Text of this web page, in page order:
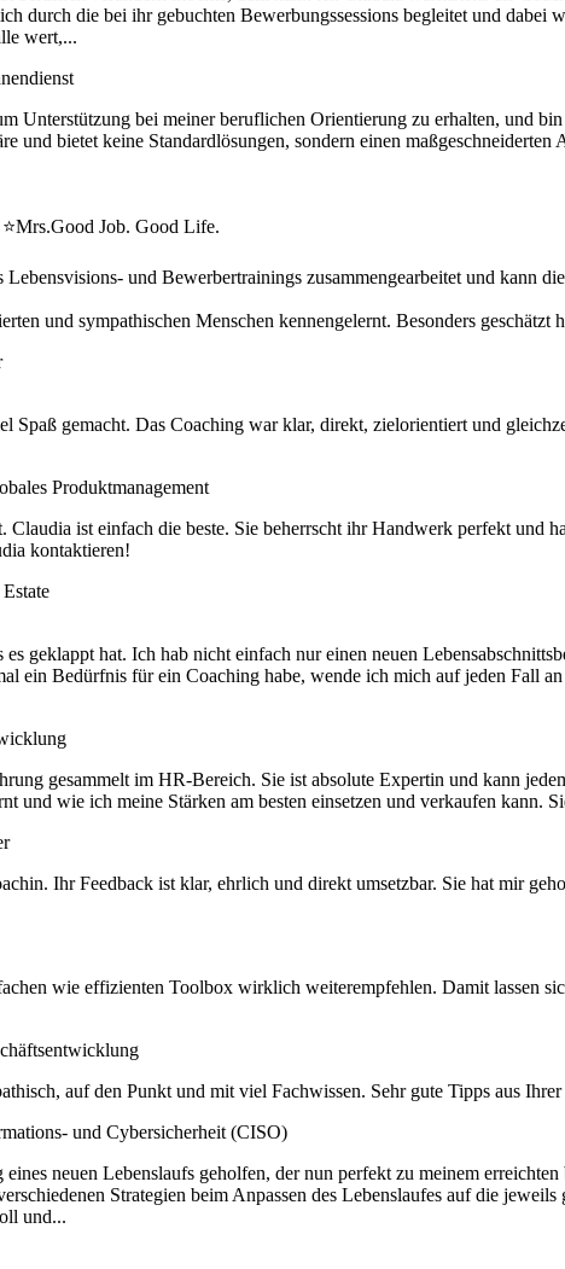
durch die bei ihr gebuchten Bewerbungssessions begleitet und dabei
wert,...
Unterstützung bei meiner beruflichen Orientierung zu erhalten, und
und bietet keine Standardlösungen, sondern einen
Job. Good Life.
und Bewerbertrainings zusammengearbeitet und kann
und sympathischen Menschen kennengelernt. Besonders geschätzt
Spaß gemacht. Das Coaching war klar, direkt, zielorientiert und
Produktmanagement
Claudia ist einfach die beste. Sie beherrscht ihr Handwerk perfekt
kontaktieren!
geklappt hat. Ich hab nicht einfach nur einen neuen
ein Bedürfnis für ein Coaching habe, wende ich mich auf jeden Fall
gesammelt im HR-Bereich. Sie ist absolute Expertin und kann
und wie ich meine Stärken am besten einsetzen und verkaufen kann.
Ihr Feedback ist klar, ehrlich und direkt umsetzbar. Sie hat mir
wie effizienten Toolbox wirklich weiterempfehlen. Damit lassen
auf den Punkt und mit viel Fachwissen. Sehr gute Tipps aus
und Cybersicherheit (CISO)
neuen Lebenslaufs geholfen, der nun perfekt zu meinem
Strategien beim Anpassen des Lebenslaufes auf die
und...